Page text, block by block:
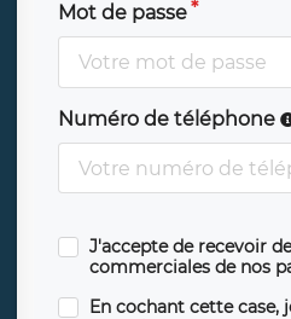
Mot de passe
Numéro de téléphone
J'accepte de recevoir
commerciales de nos
En cochant cette case,